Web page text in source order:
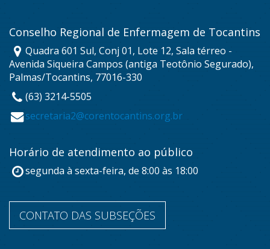
Conselho Regional de Enfermagem de Tocantins
Quadra 601 Sul, Conj 01, Lote 12, Sala térreo -
Avenida Siqueira Campos (antiga Teotônio Segurado),
Palmas/Tocantins, 77016-330
(63) 3214-5505
secretaria2@corentocantins.org.br
Horário de atendimento ao público
segunda à sexta-feira, de 8:00 às 18:00
CONTATO DAS SUBSEÇÕES